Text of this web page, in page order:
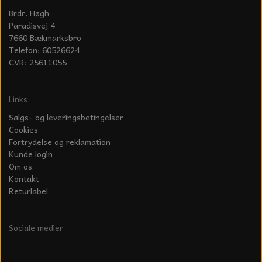
Brdr. Høgh
Paradisvej 4
7660 Bækmarksbro
Telefon: 60526624
CVR: 25611055
Links
Salgs- og leveringsbetingelser
Cookies
Fortrydelse og reklamation
Kunde login
Om os
Kontakt
Returlabel
Sociale medier